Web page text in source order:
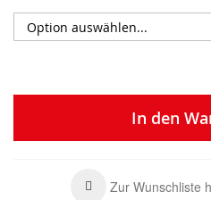
In den
Zur Wunschliste